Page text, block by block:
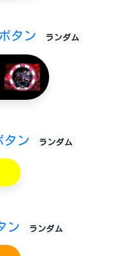
タン ランダム
タン ランダム
ン ランダム